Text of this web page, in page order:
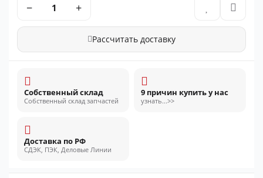
− +
Рассчитать доставку
Собственный склад
Собственный склад запчастей
9 причин купить у нас
узнать...>>
Доставка по РФ
СДЭК, ПЭК, Деловые Линии